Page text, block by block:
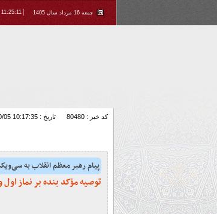
جمعه 16 مرداد سال 1405
کد خبر : 80480 تاریخ : 1403/10/05 10:17:35
پیام رهبر معظم انقلاب به
توصیه مؤکد بنده بر نماز